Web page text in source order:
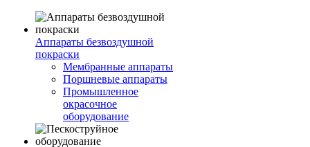
Аппараты безвоздушной
покраски
Мембранные аппараты
Поршневые аппараты
Промышленное
окрасочное
оборудование